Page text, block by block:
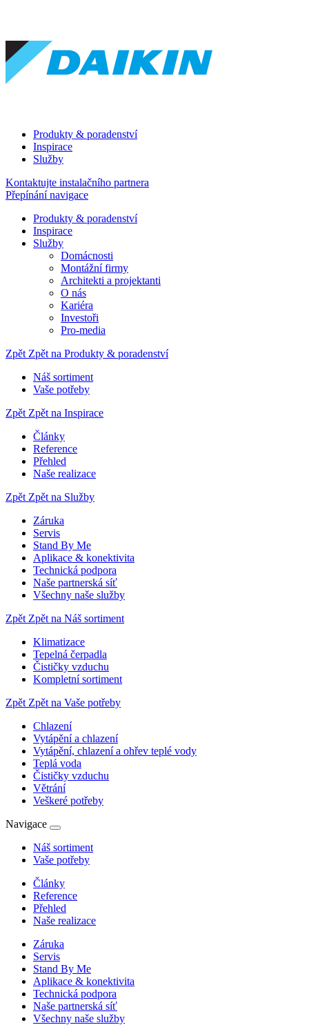
Produkty & poradenství
Inspirace
Služby
Kontaktujte instalačního partnera
Přepínání navigace
Produkty & poradenství
Inspirace
Služby
Domácnosti
Montážní firmy
Architekti a projektanti
O nás
Kariéra
Investoři
Pro-media
Zpět Zpět na Produkty & poradenství
Náš sortiment
Vaše potřeby
Zpět Zpět na Inspirace
Články
Reference
Přehled
Naše realizace
Zpět Zpět na Služby
Záruka
Servis
Stand By Me
Aplikace & konektivita
Technická podpora
Naše partnerská síť
Všechny naše služby
Zpět Zpět na Náš sortiment
Klimatizace
Tepelná čerpadla
Čističky vzduchu
Kompletní sortiment
Zpět Zpět na Vaše potřeby
Chlazení
Vytápění a chlazení
Vytápění, chlazení a ohřev teplé vody
Teplá voda
Čističky vzduchu
Větrání
Veškeré potřeby
Navigace
Náš sortiment
Vaše potřeby
Články
Reference
Přehled
Naše realizace
Záruka
Servis
Stand By Me
Aplikace & konektivita
Technická podpora
Naše partnerská síť
Všechny naše služby